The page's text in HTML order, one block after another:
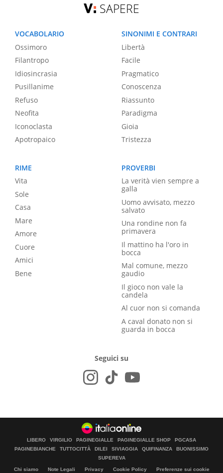
SAPERE
VOCABOLARIO
Ossimoro
Filantropo
Idiosincrasia
Pusillanime
Refuso
Neofita
Iconoclasta
Apotropaico
SINONIMI E CONTRARI
Libertà
Facile
Pragmatico
Conoscenza
Riassunto
Paradigma
Gioia
Tristezza
RIME
Vita
Sole
Casa
Mare
Amore
Cuore
Amici
Bene
PROVERBI
La verità vien sempre a
galla
Uomo avvisato, mezzo
salvato
Una rondine non fa
primavera
Il mattino ha l'oro in
bocca
Mal comune, mezzo
gaudio
Il gioco non vale la
candela
Al cuor non si comanda
A caval donato non si
guarda in bocca
Seguici su
LIBERO VIRGILIO PAGINEGIALLE PAGINEGIALLE SHOP
PGCASA
PAGINEBIANCHE
TUTTOCITTÀ DILEI SIVIAGGIA QUIFINANZA
BUONISSIMO
SUPEREVA
Chi siamo Note Legali Privacy Cookie Policy Preferenze sui cookie